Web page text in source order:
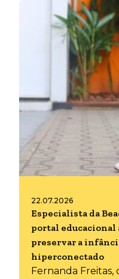
22.07.2026
Especialista da
portal educacional
preservar a
hiperconectado
Fernanda Freitas,